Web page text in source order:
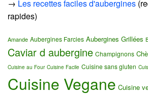
→ Les recettes faciles d'aubergines
rapides)
Amande Aubergines Farcies Aubergines Grillées
Caviar d aubergine Champignons
Cuisine au Four Cuisine Facile Cuisine sans gluten
Cuisine Vegane Cuisine